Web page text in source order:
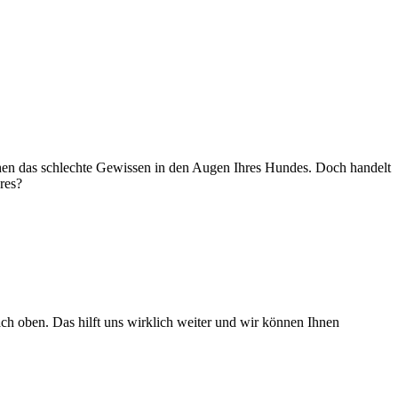
das schlechte Gewissen in den Augen Ihres Hundes. Doch handelt
oben. Das hilft uns wirklich weiter und wir können Ihnen